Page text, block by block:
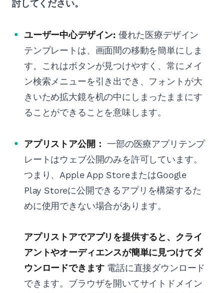
討してください。
ユーザー中心デザイン: 優れた医療デザイン
テンプレートは、画面間の移動を簡単にしま
す。これはボタンが見つけやすく、常にメイ
ン検索メニューを引き出でき、フォントが大
きいため拡大鏡を机の中にしまったままにす
ることができることを意味します。
アプリストア公開： 一部の医療アプリテンプ
レートはウェブ公開のみを許可しています。
つまり、Apple App StoreまたはGoogle
Play Storeに公開できるアプリを構築するた
めに使用できない場合があります。
アプリストアでアプリを提供すると、クライ
アントやオーディエンスが簡単に見つけてダ
ウンロードできます電話に直接ダウンロード
できます。ブラウザを開いてサイトドメイン